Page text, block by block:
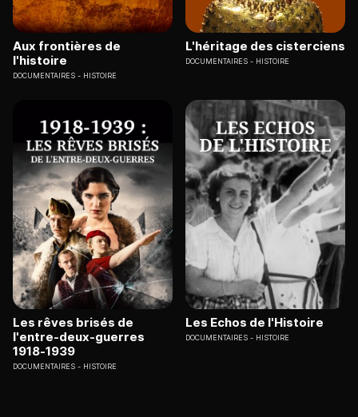
Aux frontières de
l'histoire
DOCUMENTAIRES HISTOIRE
L'héritage des cisterciens
DOCUMENTAIRES HISTOIRE
Les rêves brisés de
l'entre-deux-guerres
1918-1939
DOCUMENTAIRES HISTOIRE
Les Echos de l'Histoire
DOCUMENTAIRES HISTOIRE